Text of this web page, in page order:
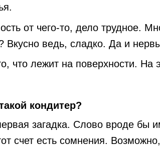
от чего-то, дело трудное.
Вкусно ведь, сладко. Да и
что лежит на поверхности. На
кондитер?
загадка. Слово вроде бы
счет есть сомнения.